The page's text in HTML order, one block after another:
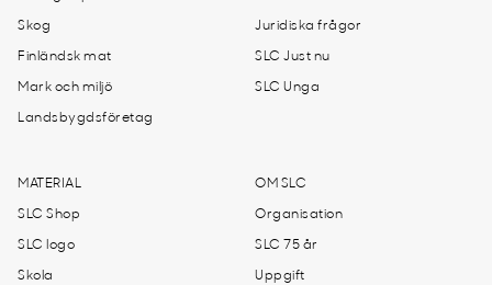
Skog
Finländsk mat
Mark och miljö
Landsbygdsföretag
Juridiska frågor
SLC Just nu
SLC Unga
MATERIAL
SLC Shop
SLC logo
Skola
OM SLC
Organisation
SLC 75 år
Uppgift